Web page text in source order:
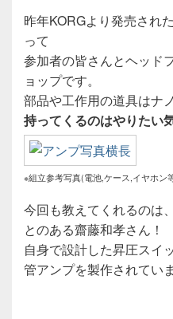
昨年KORGより発売され
って
参加者の皆さんとヘッド
ョップです。
部品や工作用の道具はナ
持ってくるのはやりたい
※組立参考写真(電池,ケース,イヤホン
今回も教えてくれるのは
とのある齋藤和孝さん！
自身で設計した昇圧スイ
管アンプを製作されていま